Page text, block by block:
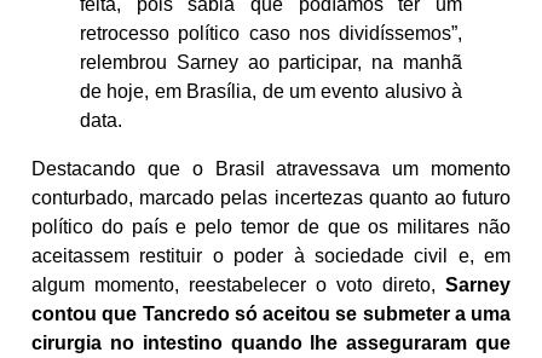
feita, pois sabia que podíamos ter um
retrocesso político caso nos dividíssemos”,
relembrou Sarney ao participar, na manhã
de hoje, em Brasília, de um evento alusivo à
data.
Destacando que o Brasil atravessava um momento
conturbado, marcado pelas incertezas quanto ao futuro
político do país e pelo temor de que os militares não
aceitassem restituir o poder à sociedade civil e, em
algum momento, reestabelecer o voto direto, Sarney
contou que Tancredo só aceitou se submeter a uma
cirurgia no intestino quando lhe asseguraram que